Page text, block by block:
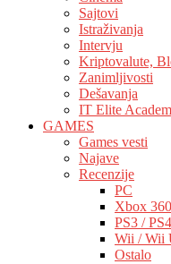
Sajtovi
Istraživanja
Intervju
Kriptovalute,
Zanimljivosti
Dešavanja
IT Elite
GAMES
Games vesti
Najave
Recenzije
PC
Xbox
PS3 /
Wii / Wii
Ostalo